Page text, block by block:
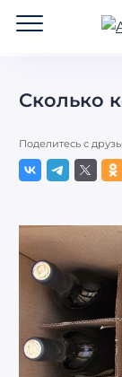
Сколько
Поделитесь с